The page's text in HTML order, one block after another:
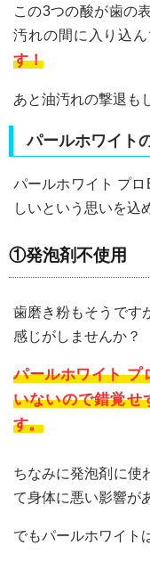
この3つの酸が歯の
汚れの間に入り込
す！
あと油汚れの撃退も
パールホワイト
パールホワイト プ
しいという思いを込
①発泡剤不使用
歯磨き粉もそうです
感じがしませんか？
パールホワイト プ
いないので錯覚せ
す。
ちなみに発泡剤に使
て身体に悪い影響が
でもパールホワイト